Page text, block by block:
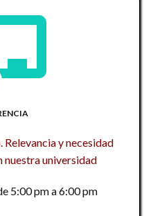
Relevancia y necesidad
nuestra universidad
5:00 pm a 6:00 pm